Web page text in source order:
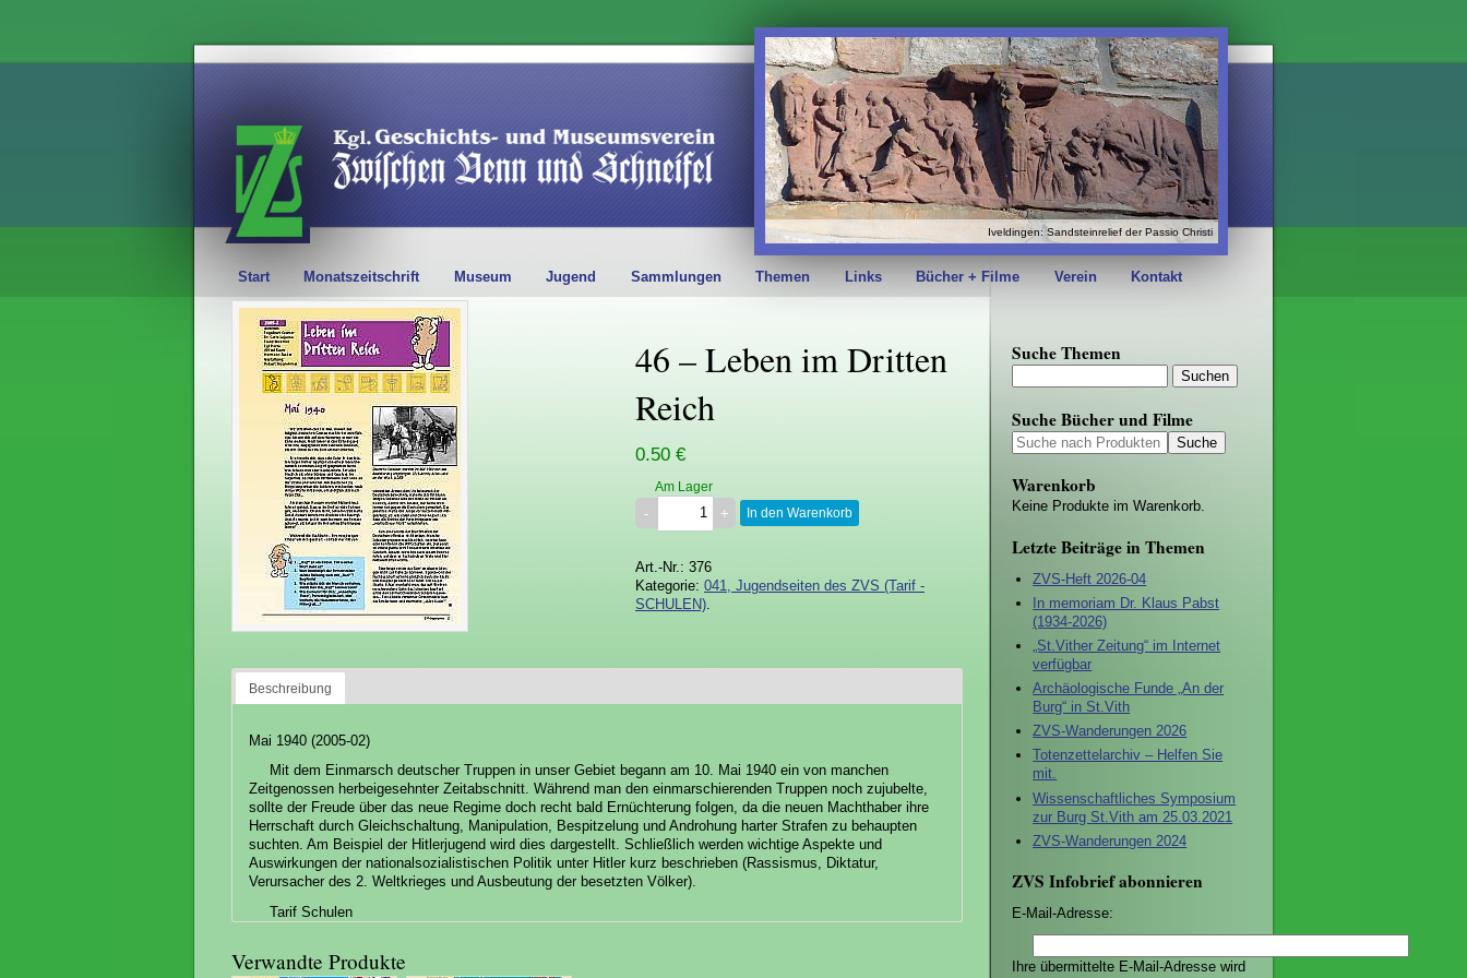
Iveldingen: Sandsteinrelief der Passio Christi
Start Monatszeitschrift Museum Jugend Sammlungen Themen Links Bücher + Filme Verein Kontakt
46 – Leben im Dritten
Reich
0.50 €
Am Lager
In den Warenkorb
Art.-Nr.: 376
Kategorie: 041, Jugendseiten des ZVS (Tarif -
SCHULEN)
Beschreibung
Mai 1940 (2005-02)
Mit dem Einmarsch deutscher Truppen in unser Gebiet begann am 10. Mai 1940 ein von manchen
Zeitgenossen herbeigesehnter Zeitabschnitt. Während man den einmarschierenden Truppen noch zujubelte,
sollte der Freude über das neue Regime doch recht bald Ernüchterung folgen, da die neuen Machthaber ihre
Herrschaft durch Gleichschaltung, Manipulation, Bespitzelung und Androhung harter Strafen zu behaupten
suchten. Am Beispiel der Hitlerjugend wird dies dargestellt. Schließlich werden wichtige Aspekte und
Auswirkungen der nationalsozialistischen Politik unter Hitler kurz beschrieben (Rassismus, Diktatur,
Verursacher des 2. Weltkrieges und Ausbeutung der besetzten Völker).
Tarif Schulen
Verwandte Produkte
Suche Themen
Suche Bücher und Filme
Warenkorb
Keine Produkte im Warenkorb.
Letzte Beiträge in Themen
ZVS-Heft 2026-04
In memoriam Dr. Klaus Pabst
(1934-2026)
„St.Vither Zeitung“ im Internet
verfügbar
Archäologische Funde „An der
Burg“ in St.Vith
ZVS-Wanderungen 2026
Totenzettelarchiv – Helfen Sie
mit.
Wissenschaftliches Symposium
zur Burg St.Vith am 25.03.2021
ZVS-Wanderungen 2024
ZVS Infobrief abonnieren
E-Mail-Adresse:
Ihre übermittelte E-Mail-Adresse wird